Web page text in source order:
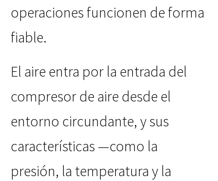
operaciones funcionen de forma
fiable.
El aire entra por la entrada del
compresor de aire desde el
entorno circundante, y sus
características —como la
presión, la temperatura y la